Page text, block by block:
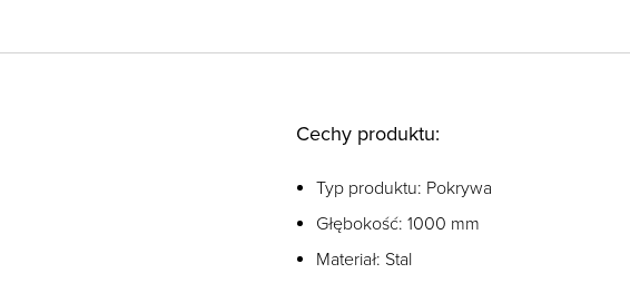
Cechy produktu:
Typ produktu: Pokrywa
Głębokość: 1000 mm
Materiał: Stal